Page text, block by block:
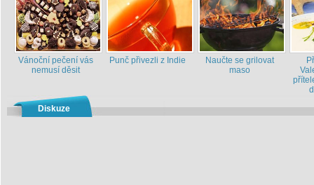
Vánoční pečení vás
nemusí děsit
Punč přivezli z Indie
Naučte se grilovat
maso
Diskuze